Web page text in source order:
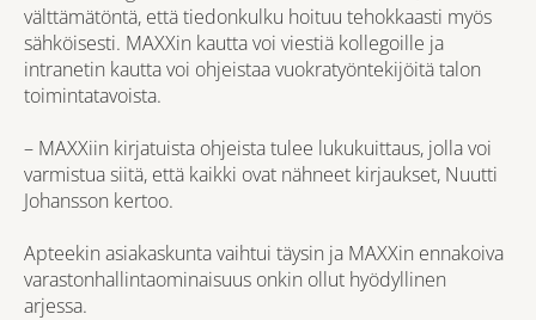
välttämätöntä, että tiedonkulku hoituu tehokkaasti myös
sähköisesti. MAXXin kautta voi viestiä kollegoille ja
intranetin kautta voi ohjeistaa vuokratyöntekijöitä talon
toimintatavoista.
– MAXXiin kirjatuista ohjeista tulee lukukuittaus, jolla voi
varmistua siitä, että kaikki ovat nähneet kirjaukset, Nuutti
Johansson kertoo.
Apteekin asiakaskunta vaihtui täysin ja MAXXin ennakoiva
varastonhallintaominaisuus onkin ollut hyödyllinen
arjessa.